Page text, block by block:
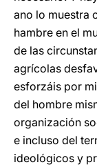
ano lo muestra
hambre en el
de las
agrícolas
esforzáis por
del hombre
organización
e incluso del
ideológicos y